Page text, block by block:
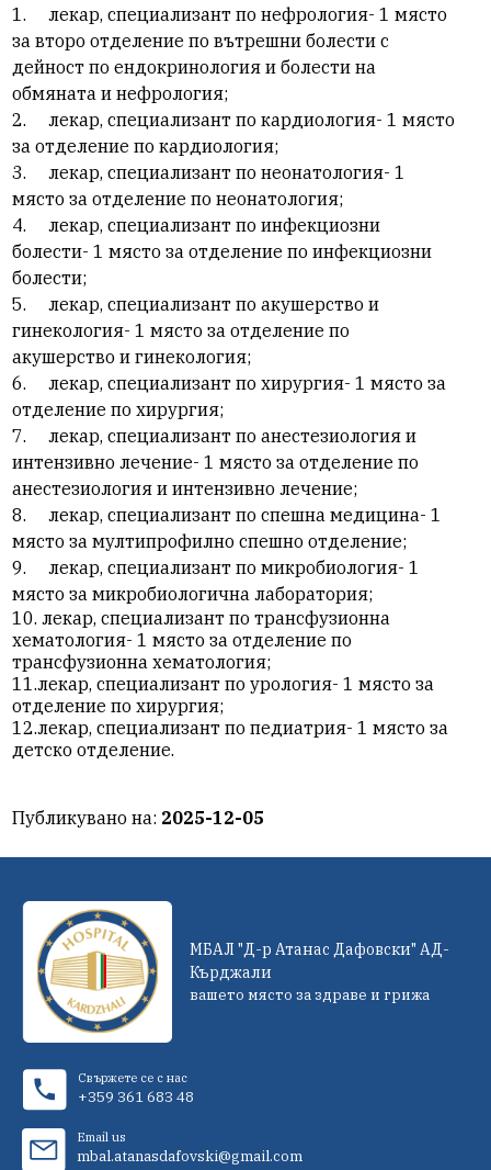
1.
лекар, специализант по нефрология- 1 място
за второ отделение по вътрешни болести с
дейност по ендокринология и болести на
обмяната и нефрология;
2.
лекар, специализант по кардиология- 1 място
за отделение по кардиология;
3.
лекар, специализант по неонатология- 1
място за отделение по неонатология;
4.
лекар, специализант по инфекциозни
болести- 1 място за отделение по инфекциозни
болести;
5.
лекар, специализант по акушерство и
гинекология- 1 място за отделение по
акушерство и гинекология;
6.
лекар, специализант по хирургия- 1 място за
отделение по хирургия;
7.
лекар, специализант по анестезиология и
интензивно лечение- 1 място за отделение по
анестезиология и интензивно лечение;
8.
лекар, специализант по спешна медицина- 1
място за мултипрофилно спешно отделение;
9.
лекар, специализант по микробиология- 1
място за микробиологична лаборатория;
10. лекар, специализант по трансфузионна
хематология- 1 място за отделение по
трансфузионна хематология;
11.лекар, специализант по урология- 1 място за
отделение по хирургия;
12.лекар, специализант по педиатрия- 1 място за
детско отделение.
Публикувано на: 2025-12-05
МБАЛ "Д-р Атанас Дафовски" АД-
Кърджали
вашето място за здраве и грижа
Свържете се с нас
+359 361 683 48
Email us
mbal.atanasdafovski@gmail.com